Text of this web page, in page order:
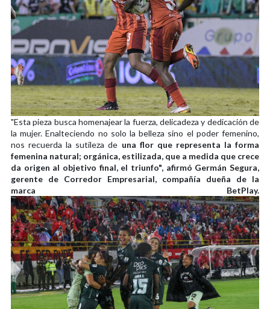
"Esta pieza busca homenajear la fuerza, delicadeza y dedicación de
la mujer. Enalteciendo no solo la belleza sino el poder femenino,
nos recuerda la sutileza de una flor que representa la forma
femenina natural; orgánica, estilizada, que a medida que crece
da origen al objetivo final, el triunfo", afirmó Germán Segura,
gerente de Corredor Empresarial, compañía dueña de la
marca BetPlay.